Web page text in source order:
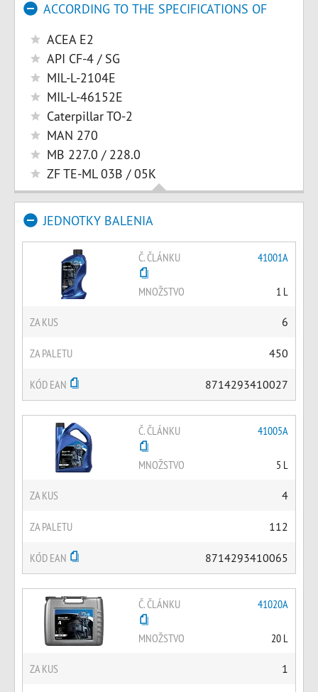
ACCORDING TO THE SPECIFICATIONS OF
ACEA E2
API CF-4 / SG
MIL-L-2104E
MIL-L-46152E
Caterpillar TO-2
MAN 270
MB 227.0 / 228.0
ZF TE-ML 03B / 05K
JEDNOTKY BALENIA
Č. ČLÁNKU 41001A
MNOŽSTVO 1 L
ZA KUS 6
ZA PALETU 450
KÓD EAN 8714293410027
Č. ČLÁNKU 41005A
MNOŽSTVO 5 L
ZA KUS 4
ZA PALETU 112
KÓD EAN 8714293410065
Č. ČLÁNKU 41020A
MNOŽSTVO 20 L
ZA KUS 1